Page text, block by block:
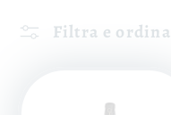
Filtra e ordina